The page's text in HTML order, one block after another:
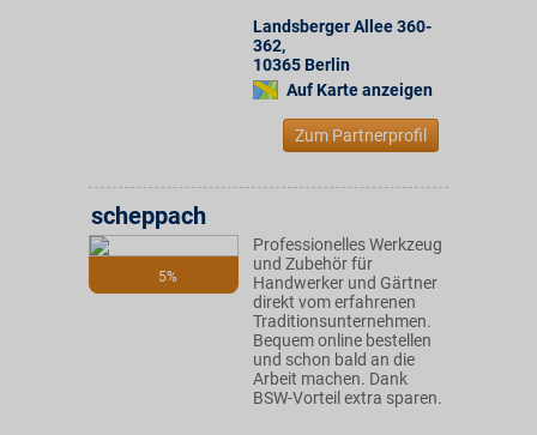
Landsberger Allee 360-
362,
10365 Berlin
Auf Karte anzeigen
Zum Partnerprofil
5%
scheppach
Professionelles Werkzeug
und Zubehör für
Handwerker und Gärtner
direkt vom erfahrenen
Traditionsunternehmen.
Bequem online bestellen
und schon bald an die
Arbeit machen. Dank
BSW-Vorteil extra sparen.